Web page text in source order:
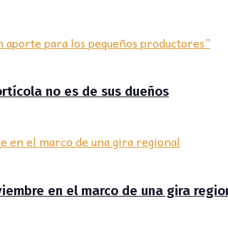
no es de sus dueños
en el marco de una gira